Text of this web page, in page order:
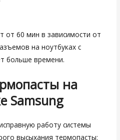
от 60 мин в зависимости от
на ноутбуках с
больше времени.
на
Samsung
работу системы
высыхания термопасты: